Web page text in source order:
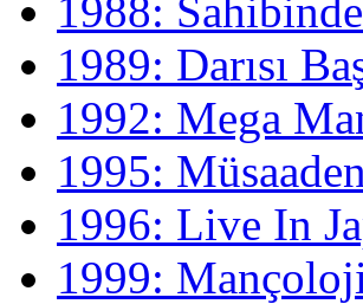
1988:
1989: Darısı
1992: Mega
1995:
1996: Live In
1999: